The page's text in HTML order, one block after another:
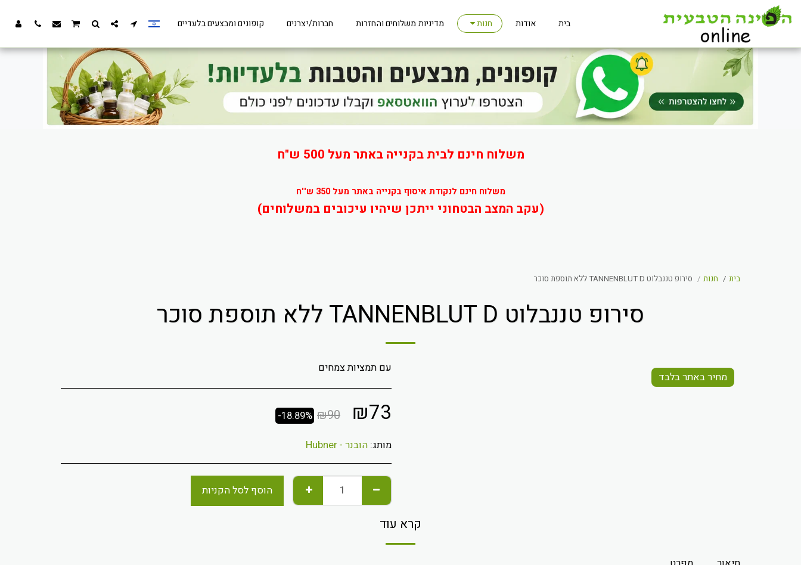
משלוח חינם לבית בקנייה באתר מעל 500 ש"ח
משלוח חינם לנקודת איסוף בקנייה באתר מעל 350 ש''ח
(עקב המצב הבטחוני ייתכן שיהיו עיכובים במשלוחים)
בית אודות חנות מדיניות משלוחים והחזרות חברות/יצרנים קופונים ומבצעים בלעדיים
בית חנות סירופ טננבלוט TANNENBLUT D ללא תוספת סוכר
סירופ טננבלוט TANNENBLUT D ללא תוספת סוכר
מחיר באתר בלבד
עם תמציות צמחים
₪73
₪90
-18.89%
מותג: הובנר - Hubner
הוסף לסל הקניות
קרא עוד